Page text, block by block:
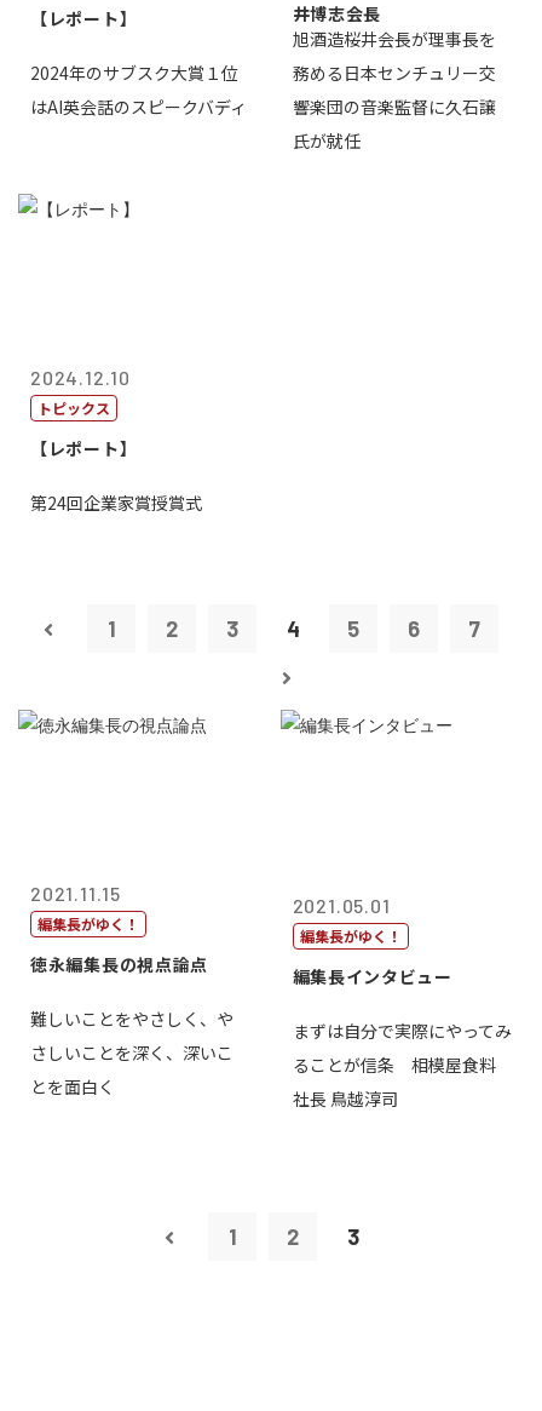
【レポート】
2024年のサブスク大賞１位
はAI英会話のスピークバディ
井博志会長
旭酒造桜井会長が理事長を
務める日本センチュリー交
響楽団の音楽監督に久石譲
氏が就任
2024.12.10
トピックス
【レポート】
第24回企業家賞授賞式
1 2 3 4 5 6 7
2021.11.15
編集長がゆく！
徳永編集長の視点論点
難しいことをやさしく、や
さしいことを深く、深いこ
とを面白く
2021.05.01
編集長がゆく！
編集長インタビュー
まずは自分で実際にやってみ
ることが信条 相模屋食料
社長 鳥越淳司
1 2 3